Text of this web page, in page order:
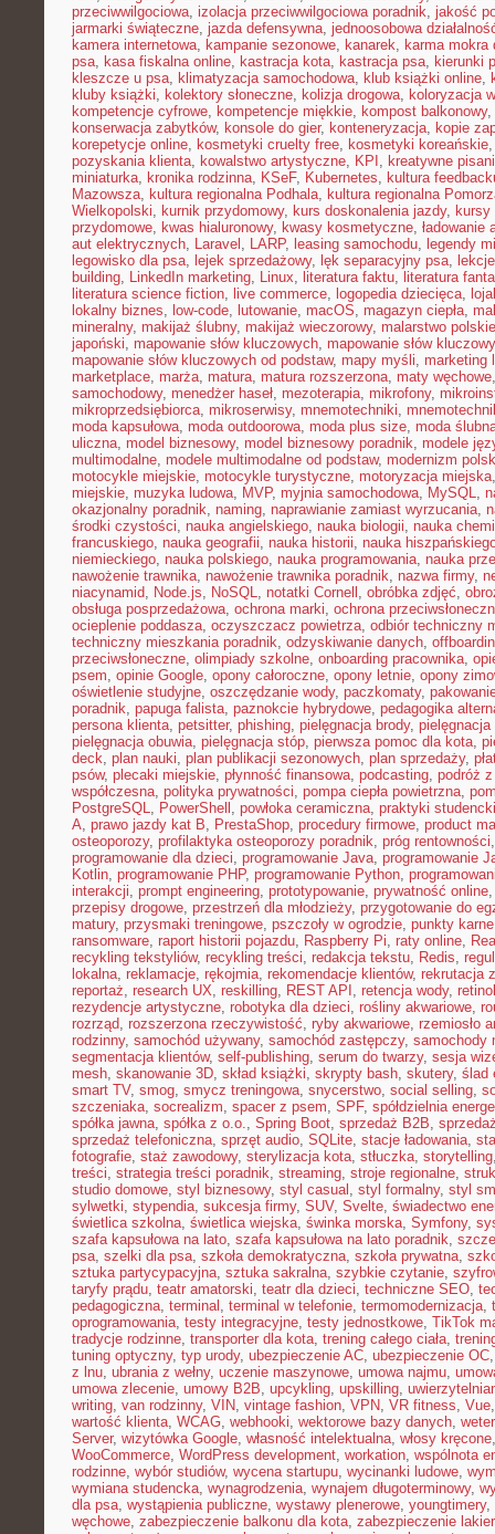
przeciwwilgociowa, izolacja przeciwwilgociowa poradnik, jakość
jarmarki świąteczne, jazda defensywna, jednoosobowa
kamera internetowa, kampanie sezonowe, kanarek, karma mokra
psa, kasa fiskalna online, kastracja kota, kastracja psa, kierunki
kleszcze u psa, klimatyzacja samochodowa, klub książki online,
kluby książki, kolektory słoneczne, kolizja drogowa, koloryzacja
kompetencje cyfrowe, kompetencje miękkie, kompost balkonowy,
konserwacja zabytków, konsole do gier, konteneryzacja, kopie
korepetycje online, kosmetyki cruelty free, kosmetyki koreańskie
pozyskania klienta, kowalstwo artystyczne, KPI , kreatywne
miniaturka, kronika rodzinna, KSeF, Kubernetes, kultura
Mazowsza, kultura regionalna Podhala, kultura regionalna
Wielkopolski, kurnik przydomowy, kurs doskonalenia jazdy, kursy
przydomowe, kwas hialuronowy, kwasy kosmetyczne, ładowanie
aut elektrycznych, Laravel , LARP, leasing samochodu, legendy
legowisko dla psa, lejek sprzedażowy, lęk separacyjny psa,
building, LinkedIn marketing, Linux, literatura faktu, literatura
literatura science fiction, live commerce, logopedia dziecięca,
lokalny biznes, low-code, lutowanie, macOS, magazyn ciepła,
mineralny, makijaż ślubny, makijaż wieczorowy, malarstwo polskie
japoński, mapowanie słów kluczowych, mapowanie słów
mapowanie słów kluczowych od podstaw, mapy myśli, marketing
marketplace, marża, matura, matura rozszerzona, maty węchowe
samochodowy, menedżer haseł, mezoterapia, mikrofony,
mikroprzedsiębiorca, mikroserwisy, mnemotechniki,
moda kapsułowa, moda outdoorowa, moda plus size, moda
uliczna, model biznesowy, model biznesowy poradnik, modele
multimodalne, modele multimodalne od podstaw, modernizm
motocykle miejskie, motocykle turystyczne, motoryzacja miejska
miejskie, muzyka ludowa, MVP, myjnia samochodowa, MySQL,
okazjonalny poradnik, naming, naprawianie zamiast wyrzucania,
środki czystości, nauka angielskiego, nauka biologii, nauka
francuskiego, nauka geografii, nauka historii, nauka
niemieckiego, nauka polskiego, nauka programowania, nauka
nawożenie trawnika, nawożenie trawnika poradnik, nazwa firmy,
niacynamid, Node.js, NoSQL, notatki Cornell , obróbka zdjęć,
obsługa posprzedażowa, ochrona marki, ochrona
ocieplenie poddasza, oczyszczacz powietrza, odbiór techniczny
techniczny mieszkania poradnik, odzyskiwanie danych,
przeciwsłoneczne, olimpiady szkolne, onboarding pracownika,
psem, opinie Google, opony całoroczne, opony letnie, opony
oświetlenie studyjne, oszczędzanie wody, paczkomaty,
poradnik, papuga falista, paznokcie hybrydowe, pedagogika
persona klienta, petsitter, phishing, pielęgnacja brody, pielęgnacja
pielęgnacja obuwia, pielęgnacja stóp, pierwsza pomoc dla kota,
deck, plan nauki, plan publikacji sezonowych, plan sprzedaży,
psów, plecaki miejskie, płynność finansowa, podcasting, podróż
współczesna, polityka prywatności, pompa ciepła powietrzna,
PostgreSQL, PowerShell , powłoka ceramiczna, praktyki
A, prawo jazdy kat B, PrestaShop, procedury firmowe, product
osteoporozy, profilaktyka osteoporozy poradnik, próg rentowności
programowanie dla dzieci, programowanie Java, programowanie
Kotlin, programowanie PHP, programowanie Python,
interakcji, prompt engineering, prototypowanie, prywatność online
przepisy drogowe, przestrzeń dla młodzieży, przygotowanie do
matury, przysmaki treningowe, pszczoły w ogrodzie, punkty karne
ransomware, raport historii pojazdu, Raspberry Pi, raty online,
recykling tekstyliów, recykling treści, redakcja tekstu, Redis,
lokalna, reklamacje, rękojmia, rekomendacje klientów, rekrutacja
reportaż, research UX, reskilling, REST API , retencja wody, retinol
rezydencje artystyczne, robotyka dla dzieci, rośliny akwariowe,
rozrząd, rozszerzona rzeczywistość, ryby akwariowe, rzemiosło
rodzinny, samochód używany, samochód zastępczy, samochody
segmentacja klientów, self-publishing, serum do twarzy, sesja
mesh, skanowanie 3D, skład książki, skrypty bash, skutery, ślad
smart TV, smog, smycz treningowa, snycerstwo, social selling,
szczeniaka, socrealizm, spacer z psem, SPF, spółdzielnia
spółka jawna, spółka z o.o., Spring Boot, sprzedaż B2B,
sprzedaż telefoniczna, sprzęt audio, SQLite, stacje ładowania,
fotografie, staż zawodowy, sterylizacja kota, stłuczka, storytelling
treści, strategia treści poradnik, streaming, stroje regionalne,
studio domowe, styl biznesowy, styl casual , styl formalny, styl
sylwetki, stypendia, sukcesja firmy, SUV, Svelte, świadectwo
świetlica szkolna, świetlica wiejska, świnka morska, Symfony,
szafa kapsułowa na lato, szafa kapsułowa na lato poradnik,
psa, szelki dla psa, szkoła demokratyczna, szkoła prywatna,
sztuka partycypacyjna, sztuka sakralna, szybkie czytanie,
taryfy prądu, teatr amatorski, teatr dla dzieci, techniczne SEO,
pedagogiczna, terminal , terminal w telefonie, termomodernizacja,
oprogramowania, testy integracyjne, testy jednostkowe, TikTok
tradycje rodzinne, transporter dla kota, trening całego ciała,
tuning optyczny, typ urody, ubezpieczenie AC, ubezpieczenie OC
z lnu, ubrania z wełny, uczenie maszynowe, umowa najmu,
umowa zlecenie, umowy B2B, upcykling, upskilling,
writing, van rodzinny, VIN, vintage fashion, VPN, VR fitness, Vue
wartość klienta, WCAG, webhooki, wektorowe bazy danych,
Server, wizytówka Google, własność intelektualna, włosy kręcone
WooCommerce, WordPress development, workation, wspólnota
rodzinne, wybór studiów, wycena startupu, wycinanki ludowe,
wymiana studencka, wynagrodzenia, wynajem długoterminowy,
dla psa, wystąpienia publiczne, wystawy plenerowe, youngtimery,
węchowe, zabezpieczenie balkonu dla kota, zabezpieczenie